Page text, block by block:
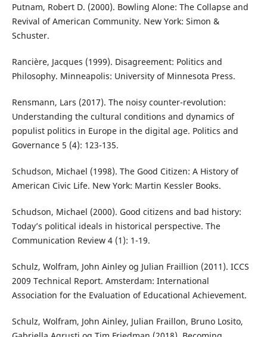
Putnam, Robert D. (2000). Bowling Alone: The Collapse and
Revival of American Community. New York: Simon &
Schuster.
Rancière, Jacques (1999). Disagreement: Politics and
Philosophy. Minneapolis: University of Minnesota Press.
Rensmann, Lars (2017). The noisy counter-revolution:
Understanding the cultural conditions and dynamics of
populist politics in Europe in the digital age. Politics and
Governance 5 (4): 123-135.
Schudson, Michael (1998). The Good Citizen: A History of
American Civic Life. New York: Martin Kessler Books.
Schudson, Michael (2000). Good citizens and bad history:
Today’s political ideals in historical perspective. The
Communication Review 4 (1): 1-19.
Schulz, Wolfram, John Ainley og Julian Fraillion (2011). ICCS
2009 Technical Report. Amsterdam: International
Association for the Evaluation of Educational Achievement.
Schulz, Wolfram, John Ainley, Julian Fraillon, Bruno Losito,